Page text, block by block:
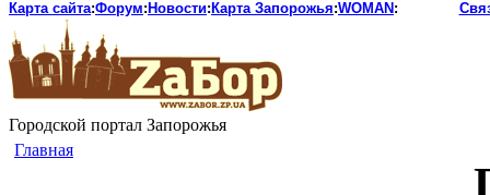
Карта сайта:Форум: Новости: Карта Запорожья:WOMAN :
Городской портал Запорожья
Главная